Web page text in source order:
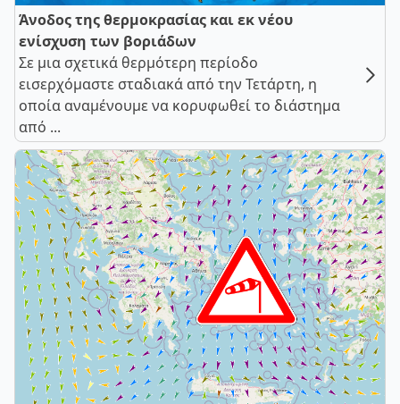
Άνοδος της θερμοκρασίας και εκ νέου
ενίσχυση των βοριάδων
Σε μια σχετικά θερμότερη περίοδο
εισερχόμαστε σταδιακά από την Τετάρτη, η
οποία αναμένουμε να κορυφωθεί το διάστημα
από ...